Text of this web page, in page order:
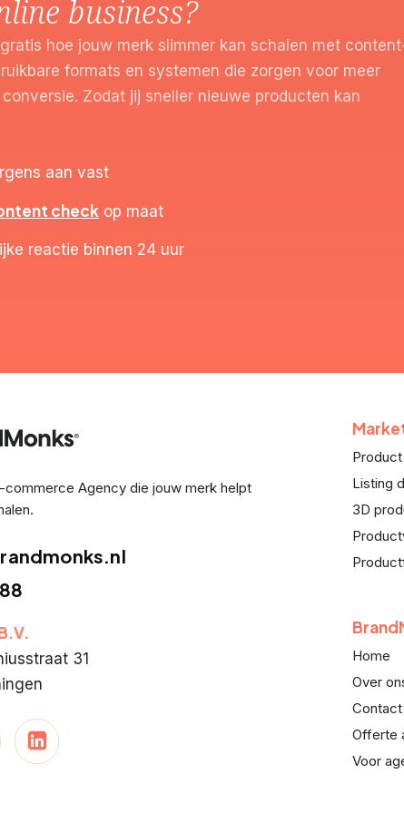
business?
hoe jouw merk slimmer kan schalen met
formats en systemen die zorgen voor meer
Zodat jij sneller nieuwe producten kan
aan vast
check op maat
reactie binnen 24 uur
commerce Agency die jouw merk helpt
31
Listing
3D
Home
Over
Contact
Offerte
Voor